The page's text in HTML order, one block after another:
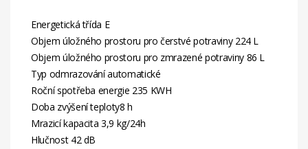
Energetická třída E
Objem úložného prostoru pro čerstvé potraviny 224 L
Objem úložného prostoru pro zmrazené potraviny 86 L
Typ odmrazování automatické
Roční spotřeba energie 235 KWH
Doba zvýšení teploty8 h
Mrazicí kapacita 3,9 kg/24h
Hlučnost 42 dB